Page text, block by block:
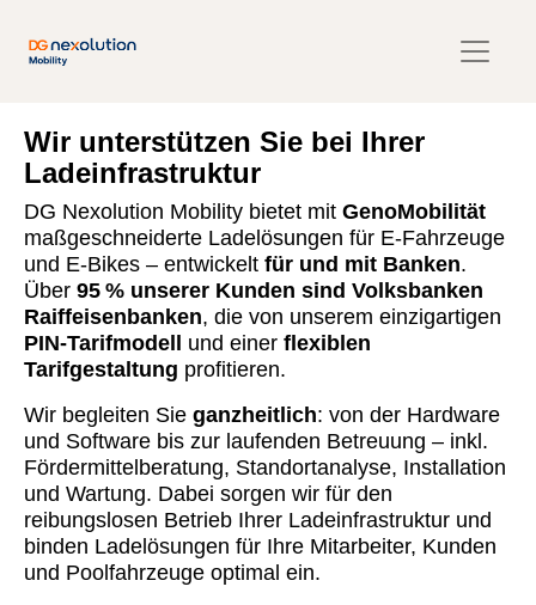
Wir unterstützen Sie bei Ihrer
Ladeinfrastruktur
DG Nexolution Mobility bietet mit GenoMobilität
maßgeschneiderte Ladelösungen für E-Fahrzeuge
und E-Bikes – entwickelt für und mit Banken.
Über 95 % unserer Kunden sind Volksbanken
Raiffeisenbanken, die von unserem einzigartigen
PIN-Tarifmodell
und einer flexiblen
Tarifgestaltung profitieren.
Wir begleiten Sie ganzheitlich: von der Hardware
und Software bis zur laufenden Betreuung – inkl.
Fördermittelberatung, Standortanalyse, Installation
und Wartung. Dabei sorgen wir für den
reibungslosen Betrieb Ihrer Ladeinfrastruktur und
binden Ladelösungen für Ihre Mitarbeiter, Kunden
und Poolfahrzeuge optimal ein.